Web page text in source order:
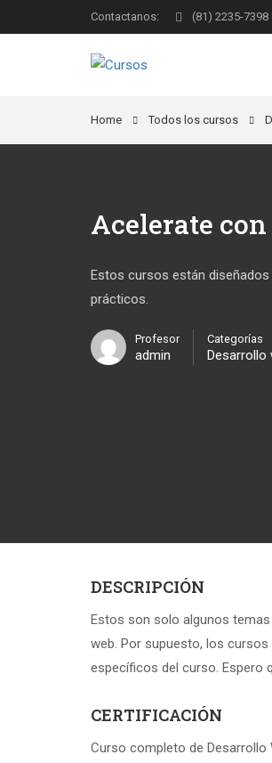
Contactanos: (81) 2235-
Home Todos los cursos
Acelerate
Estos cursos están
prácticos.
Profesor
admin
Categorías
Desarrollo
DESCRIPCIÓN
Estos son solo algunos
web. Por supuesto, los
específicos del curso. Espero
CERTIFICACIÓN
Curso completo de